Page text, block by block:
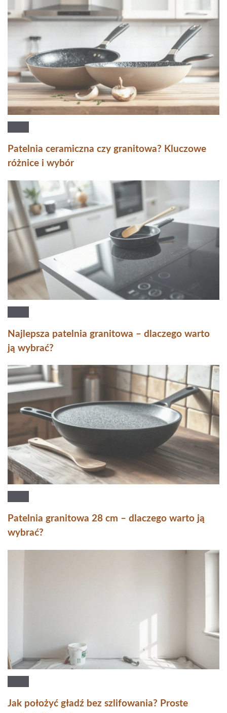
Patelnia ceramiczna czy granitowa? Kluczowe
różnice i wybór
Najlepsza patelnia granitowa – dlaczego warto
ją wybrać?
Patelnia granitowa 28 cm – dlaczego warto ją
wybrać?
Jak położyć gładź bez szlifowania? Proste